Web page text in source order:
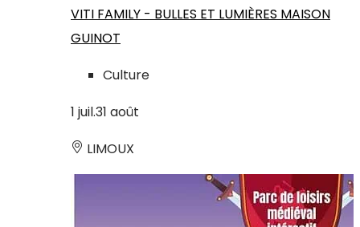
VITI FAMILY - BULLES ET LUMIÈRES MAISON
GUINOT
Culture
1 juil.31 août
LIMOUX